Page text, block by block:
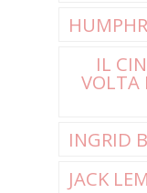
IL
VOLTA
INGRID
JACK